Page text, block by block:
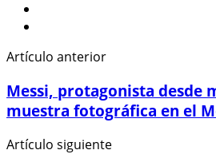
Artículo anterior
Messi, protagonista desde
muestra fotográfica en el
Artículo siguiente